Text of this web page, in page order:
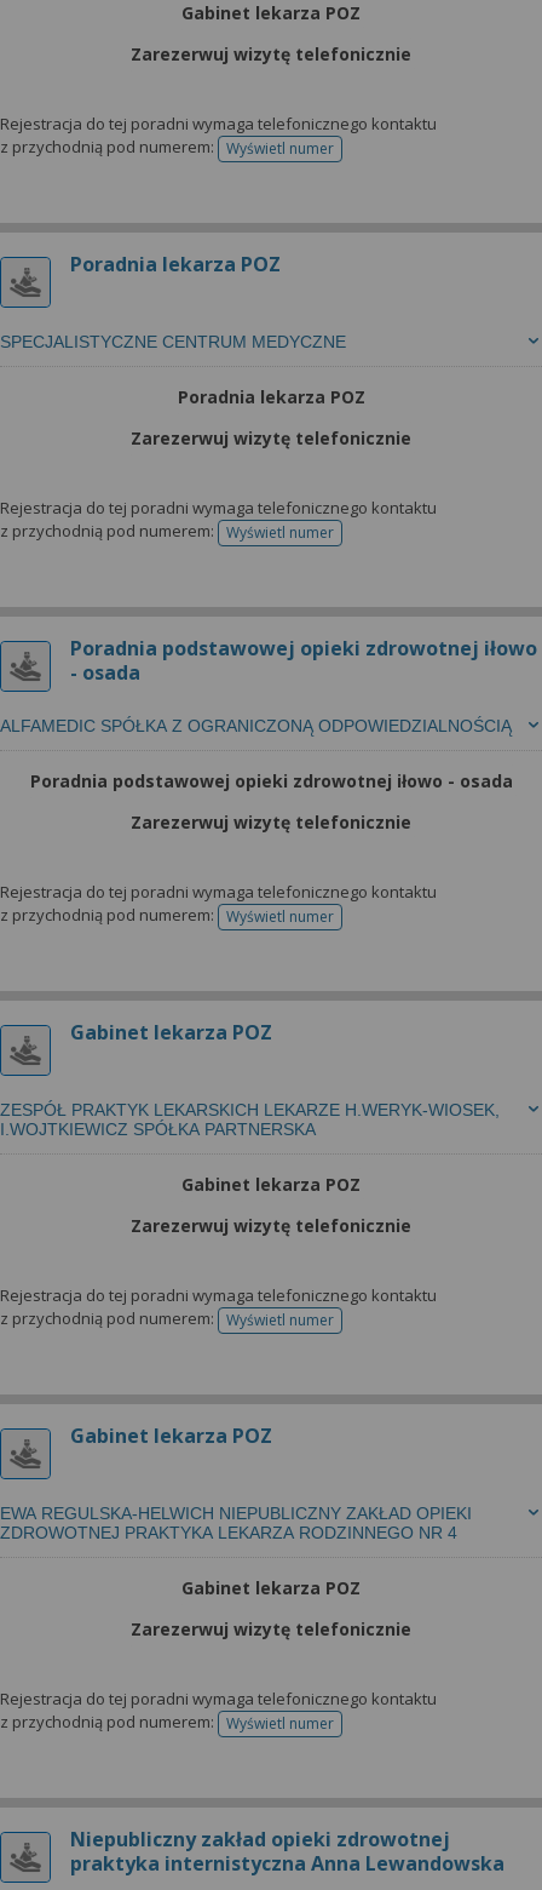
Gabinet lekarza POZ
Zarezerwuj wizytę telefonicznie
Rejestracja do tej poradni wymaga telefonicznego kontaktu
z przychodnią pod numerem:
Wyświetl numertelefonu do rejestracji
Poradnia lekarza POZ
SPECJALISTYCZNE CENTRUM MEDYCZNE
Poradnia lekarza POZ
Zarezerwuj wizytę telefonicznie
Rejestracja do tej poradni wymaga telefonicznego kontaktu
z przychodnią pod numerem:
Wyświetl numertelefonu do rejestracji
Poradnia podstawowej opieki zdrowotnej iłowo
- osada
ALFAMEDIC SPÓŁKA Z OGRANICZONĄ ODPOWIEDZIALNOŚCIĄ
Poradnia podstawowej opieki zdrowotnej iłowo - osada
Zarezerwuj wizytę telefonicznie
Rejestracja do tej poradni wymaga telefonicznego kontaktu
z przychodnią pod numerem:
Wyświetl numertelefonu do rejestracji
Gabinet lekarza POZ
ZESPÓŁ PRAKTYK LEKARSKICH LEKARZE H.WERYK-WIOSEK,
I.WOJTKIEWICZ SPÓŁKA PARTNERSKA
Gabinet lekarza POZ
Zarezerwuj wizytę telefonicznie
Rejestracja do tej poradni wymaga telefonicznego kontaktu
z przychodnią pod numerem:
Wyświetl numertelefonu do rejestracji
Gabinet lekarza POZ
EWA REGULSKA-HELWICH NIEPUBLICZNY ZAKŁAD OPIEKI
ZDROWOTNEJ PRAKTYKA LEKARZA RODZINNEGO NR 4
Gabinet lekarza POZ
Zarezerwuj wizytę telefonicznie
Rejestracja do tej poradni wymaga telefonicznego kontaktu
z przychodnią pod numerem:
Wyświetl numertelefonu do rejestracji
Niepubliczny zakład opieki zdrowotnej
praktyka internistyczna Anna Lewandowska